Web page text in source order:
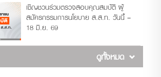
เชิญชวนร่วมตรวจสอบคุณสมบัติ ผู้
สมัครกรรมการนโยบาย ส.ส.ท. วันนี้ –
18 มิ.ย. 69
ดูทั้งหมด